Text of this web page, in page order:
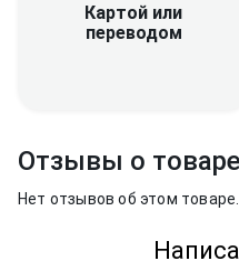
Картой или
переводом
Отзывы о товаре
Нет отзывов об этом товаре.